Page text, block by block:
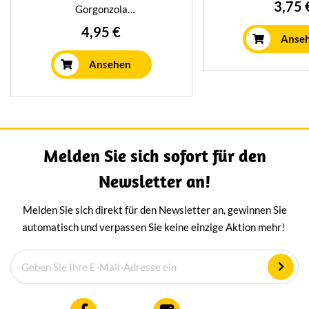
Gorgonzola
(Blauschimmelkäse), der mit
Sahne angereichert wird, damit
er super cremig ist. Köstlich
zum Kochen, aber auch sehr
lecker auf einem Sandwich oder
Schale mit 175 Gramm.
4,95 €
Ansehen
Verpackt in einer
Schale.
3,75
Melden Sie sich sofort für den
Newsletter an!
Melden Sie sich direkt für den Newsletter an, gewinnen Sie
automatisch und verpassen Sie keine einzige Aktion mehr!